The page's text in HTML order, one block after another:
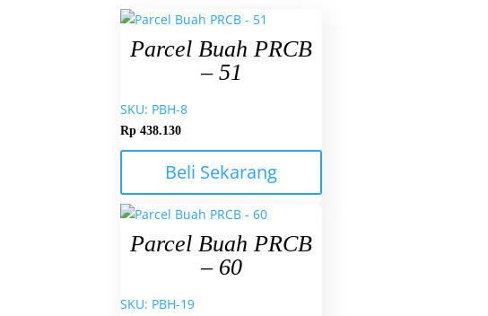
Parcel Buah PRCB
– 51
SKU: PBH-8
Rp 438.130
Beli Sekarang
Parcel Buah PRCB
– 60
SKU: PBH-19